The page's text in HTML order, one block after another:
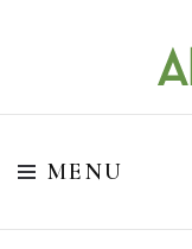
Ahuacati
O melhor da Internet em
MENU